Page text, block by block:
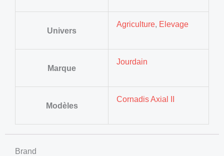
Univers
Agriculture, Elevage
Marque
Jourdain
Modèles
Cornadis Axial II
Brand